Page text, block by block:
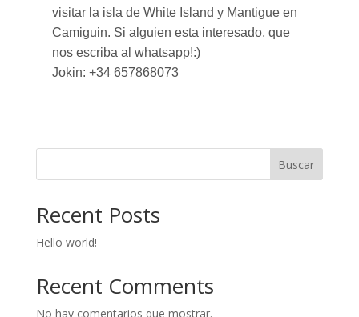
visitar la isla de White Island y Mantigue en
Camiguin. Si alguien esta interesado, que
nos escriba al whatsapp!:)
Jokin: +34 657868073
Buscar
Recent Posts
Hello world!
Recent Comments
No hay comentarios que mostrar.